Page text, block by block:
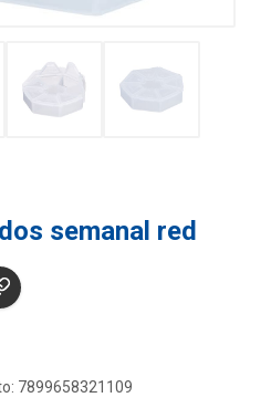
semanal red
7899658321109